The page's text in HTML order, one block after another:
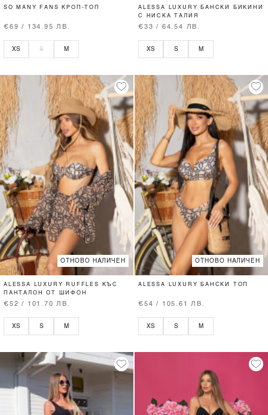
SO MANY FANS КРОП-ТОП
€69 / 134.95 ЛВ.
XS S M
ALESSA LUXURY БАНСКИ БИКИНИ
С НИСКА ТАЛИЯ
€33 / 64.54 ЛВ.
XS S M
ОТНОВО НАЛИЧЕН
ALESSA LUXURY RUFFLES КЪС
ПАНТАЛОН ОТ ШИФОН
€52 / 101.70 ЛВ.
XS S M
ОТНОВО НАЛИЧЕН
ALESSA LUXURY БАНСКИ ТОП
€54 / 105.61 ЛВ.
XS S M